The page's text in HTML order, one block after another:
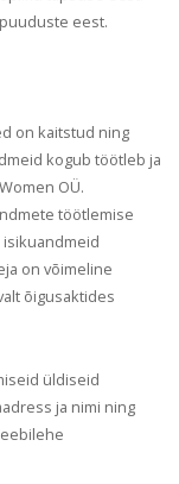
eest.
on kaitstud ning
kogub töötleb ja
OÜ.
töötlemise
on võimeline
õigusaktides
üldiseid
ja nimi ning